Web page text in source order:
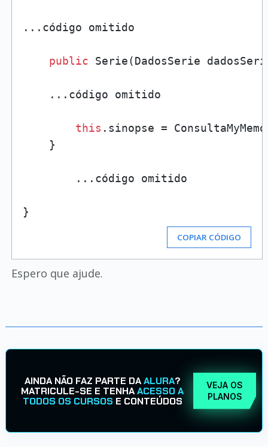
...código omitido
public Serie(DadosSerie
    ...código omitido
this .sinopse =
    }
        ...código omitido
COPIAR CÓDIGO
Espero que ajude.
AINDA NÃO FAZ PARTE DAALURA?
MATRICULE-SE E TENHAACESSO A
TODOS OS CURSOS E CONTEÚDOS
VEJA OS
PLANOS